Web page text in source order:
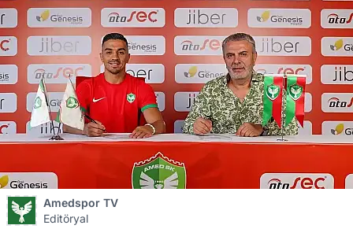
Amedspor TV
Editöryal